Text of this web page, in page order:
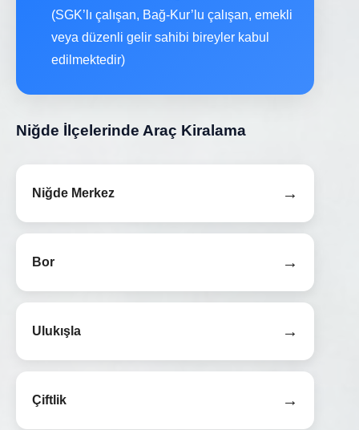
(SGK’lı çalışan, Bağ-Kur’lu çalışan, emekli
veya düzenli gelir sahibi bireyler kabul
edilmektedir)
Niğde İlçelerinde Araç Kiralama
Niğde Merkez →
Bor →
Ulukışla →
Çiftlik →